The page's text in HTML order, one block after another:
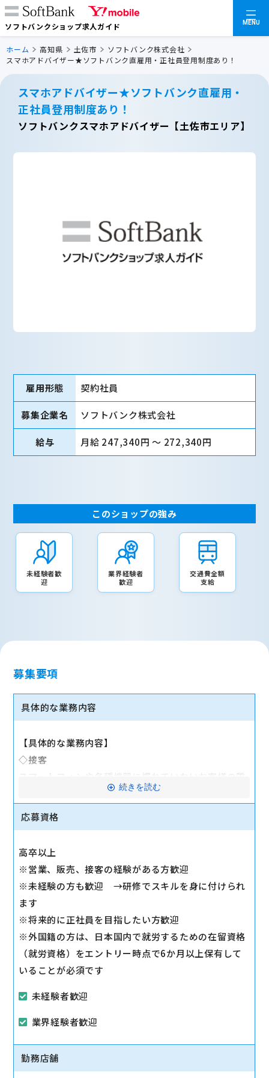
ソフトバンクショップ求人ガイド MENU
ホーム 高知県 土佐市
ソフトバンク株式会社
スマホアドバイザー★ソフトバンク直雇用・正社員登用制度あり！
スマホアドバイザー★ソフトバンク直雇用・
正社員登用制度あり！
ソフトバンクスマホアドバイザー【土佐市エリア】
雇用形態 契約社員
募集企業名 ソフトバンク株式会社
給与 月給 247,340円 〜 272,340円
このショップの強み
未経験者歓
迎
業界経験者
歓迎
交通費全額
支給
募集要項
具体的な業務内容
【具体的な業務内容】
◇接客
スマートフォンや各種機器に慣れていないお客様の質
◇スマホ教室の開催/運営
契約への誘導、店舗の利益に繋がる積極的なアプロー
チを実施します。
◇注力サービスのご提案
スマホ教室を通して「PayPay」「Yahoo!ショッピン
グ」「LINE」など、おススメサービスを体験いただき
ながら提案します。
続きを読む
応募資格
高卒以上
※営業、販売、接客の経験がある方歓迎
※未経験の方も歓迎 →研修でスキルを身に付けられ
ます
※将来的に正社員を目指したい方歓迎
※外国籍の方は、日本国内で就労するための在留資格
（就労資格）をエントリー時点で6か月以上保有して
いることが必須です
未経験者歓迎
業界経験者歓迎
勤務店舗